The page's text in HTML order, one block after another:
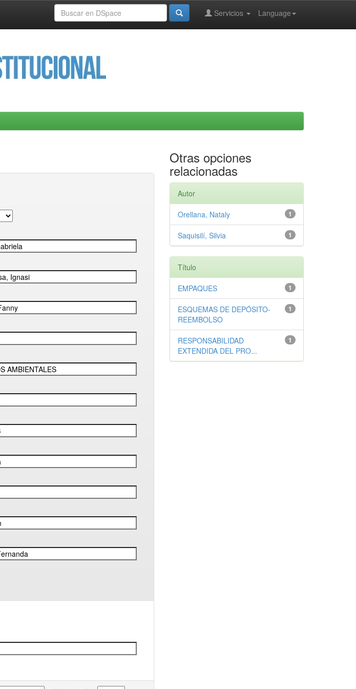
Language
Servicios
Otras opciones
relacionadas
Autor
1
Orellana, Nataly
1
Saquisilí, Silvia
Título
1
EMPAQUES
1
ESQUEMAS DE DEPÓSITO-
REEMBOLSO
1
RESPONSABILIDAD
EXTENDIDA DEL PRO...